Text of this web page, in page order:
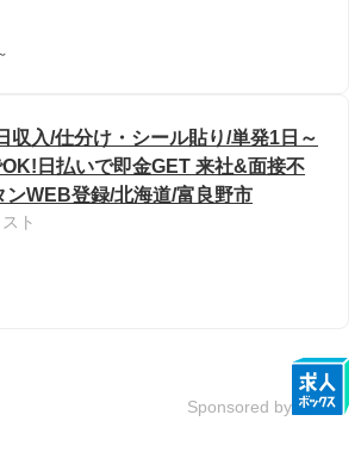
収入/仕分け・シール貼り/単発1日～
日払いで即金GET 来社&面接不
ンWEB登録/北海道/富良野市
ト
Sponsored by